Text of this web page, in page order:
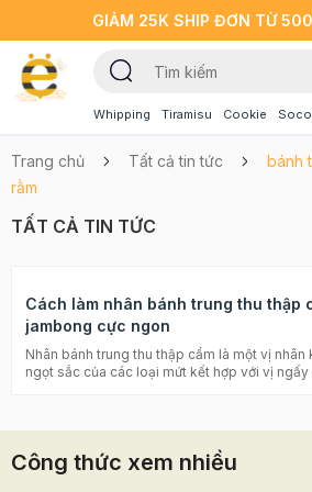
GIẢM 25K SHIP ĐƠN TỪ
Whipping Tiramisu Cookie
Trang chủ Tất cả tin tức
bánh
rằm
TẤT CẢ TIN TỨC
Cách làm nhân bánh trung thu thập
jambong cực ngon
Nhân bánh trung thu thập cẩm là một vị nhân
ngọt sắc của các loại mứt kết hợp với vị ngấy
Cách làm bánh nhân bánh trung thu thập
hoàn hảo của nhân bánh trung thu thập cẩm,
Công thức xem nhiều